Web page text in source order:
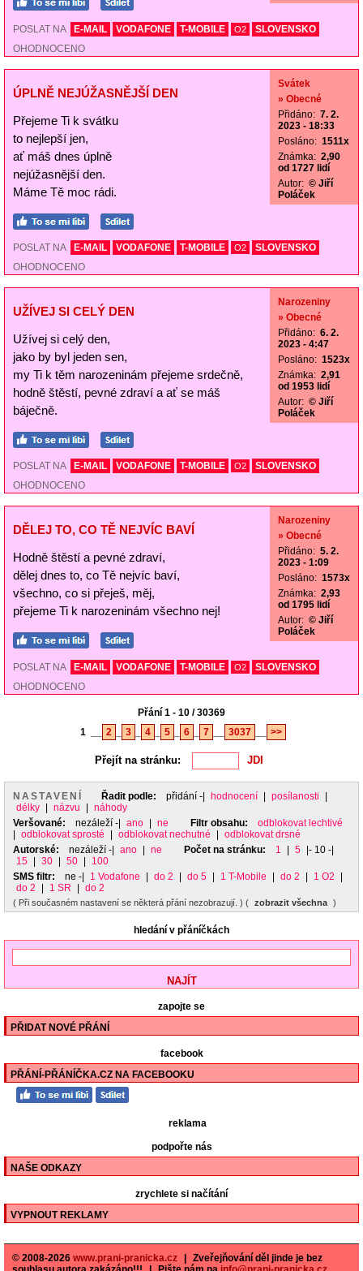
POSLAT NA E-MAIL VODAFONE T-MOBILE O2
SLOVENSKO
OHODNOCENO
ÚPLNĚ NEJÚŽASNĚJŠÍ DEN
Přejeme Ti k svátku
to nejlepší jen,
ať máš dnes úplně
nejúžasnější den.
Máme Tě moc rádi.
Svátek
» Obecné
Přidáno: 7. 2.
2023 - 18:33
Posláno: 1511x
Známka: 2,90
od 1727 lidí
Autor: © Jiří
Poláček
POSLAT NA E-MAIL VODAFONE T-MOBILE O2
SLOVENSKO
OHODNOCENO
UŽÍVEJ SI CELÝ DEN
Užívej si celý den,
jako by byl jeden sen,
my Ti k těm narozeninám přejeme srdečně,
hodně štěstí, pevné zdraví a ať se máš
báječně.
Narozeniny
» Obecné
Přidáno: 6. 2.
2023 - 4:47
Posláno: 1523x
Známka: 2,91
od 1953 lidí
Autor: © Jiří
Poláček
POSLAT NA E-MAIL VODAFONE T-MOBILE O2
SLOVENSKO
OHODNOCENO
DĚLEJ TO, CO TĚ NEJVÍC BAVÍ
Hodně štěstí a pevné zdraví,
dělej dnes to, co Tě nejvíc baví,
všechno, co si přeješ, měj,
přejeme Ti k narozeninám všechno nej!
Narozeniny
» Obecné
Přidáno: 5. 2.
2023 - 1:09
Posláno: 1573x
Známka: 2,93
od 1795 lidí
Autor: © Jiří
Poláček
POSLAT NA E-MAIL VODAFONE T-MOBILE O2
SLOVENSKO
OHODNOCENO
Přání 1 - 10 / 30369
1
2 3 4 5 6 7 3037 >>
Přejít na stránku:
NASTAVENÍ Řadit podle: přidání -| hodnocení posílanosti
délky
názvu
náhody
Veršované:
nezáleží -| ano ne Filtr obsahu:
odblokovat lechtivé
odblokovat sprosté odblokovat nechutné
odblokovat drsné
Autorské:
nezáleží -| ano ne Počet na stránku: 1 5
|- 10 -|
15
30 50
100
SMS filtr:
ne -| 1 Vodafone do 2 do 5 1 T-Mobile do 2 1 O2
do 2
1 SR do 2
( Při současném nastavení se některá přání nezobrazují. ) ( zobrazit všechna )
hledání v přáníčkách
zapojte se
PŘIDAT NOVÉ PŘÁNÍ
facebook
PŘÁNÍ-PŘÁNÍČKA.CZ NA FACEBOOKU
reklama
podpořte nás
NAŠE ODKAZY
zrychlete si načítání
VYPNOUT REKLAMY
© 2008-2026 www.prani-pranicka.cz
Zveřejňování děl jinde je bez